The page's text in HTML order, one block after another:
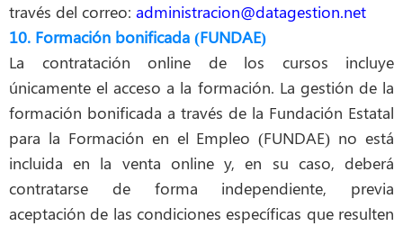
través del correo: administracion@datagestion.net
10. Formación bonificada (FUNDAE)
La contratación online de los cursos incluye
únicamente el acceso a la formación. La gestión de la
formación bonificada a través de la Fundación Estatal
para la Formación en el Empleo (FUNDAE) no está
incluida en la venta online y, en su caso, deberá
contratarse de forma independiente, previa
aceptación de las condiciones específicas que resulten